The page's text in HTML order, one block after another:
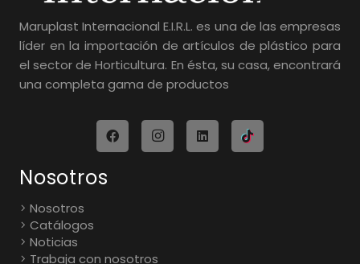
Maruplast Internacional E.I.R.L. es una de las empresas
líder en la importación de artículos de plástico para
el sector de Horticultura. En ésta, su casa, encontrará
una completa gama de productos
Nosotros
Nosotros
Catálogos
Noticias
Trabaja con nosotros